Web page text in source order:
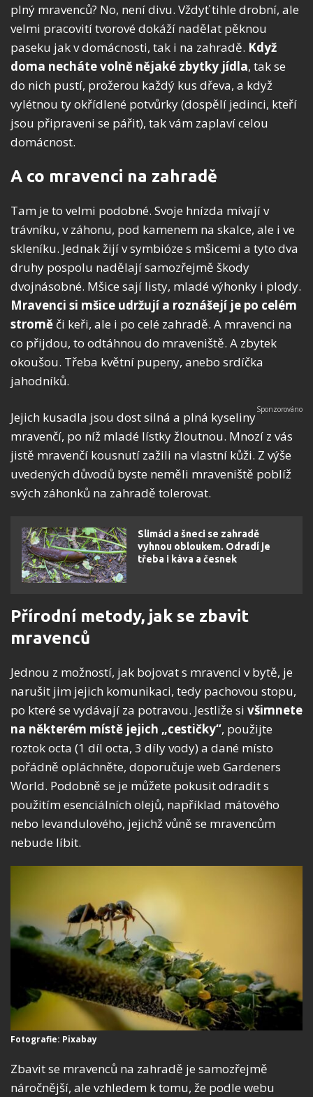
plný mravenců? No, není divu. Vždyť tihle drobní, ale
velmi pracovití tvorové dokáží nadělat pěknou
paseku jak v domácnosti, tak i na zahradě. Když
doma necháte volně nějaké zbytky jídla, tak se
do nich pustí, prožerou každý kus dřeva, a když
vylétnou ty okřídlené potvůrky (dospělí jedinci, kteří
jsou připraveni se pářit), tak vám zaplaví celou
domácnost.
A co mravenci na zahradě
Tam je to velmi podobné. Svoje hnízda mívají v
trávníku, v záhonu, pod kamenem na skalce, ale i ve
skleníku. Jednak žijí v symbióze s mšicemi a tyto dva
druhy pospolu nadělají samozřejmě škody
dvojnásobné. Mšice sají listy, mladé výhonky i plody.
Mravenci si mšice udržují a roznášejí je po celém
stromě či keři, ale i po celé zahradě. A mravenci na
co přijdou, to odtáhnou do mraveniště. A zbytek
okoušou. Třeba květní pupeny, anebo srdíčka
jahodníků.
Jejich kusadla jsou dost silná a plná kyseliny
mravenčí, po níž mladé lístky žloutnou. Mnozí z vás
jistě mravenčí kousnutí zažili na vlastní kůži. Z výše
uvedených důvodů byste neměli mraveniště poblíž
svých záhonků na zahradě tolerovat.
Slimáci a šneci se zahradě
vyhnou obloukem. Odradí je
třeba i káva a česnek
Přírodní metody, jak se zbavit
mravenců
Jednou z možností, jak bojovat s mravenci v bytě, je
narušit jim jejich komunikaci, tedy pachovou stopu,
po které se vydávají za potravou. Jestliže si všimnete
na některém místě jejich „cestičky“, použijte
roztok octa (1 díl octa, 3 díly vody) a dané místo
pořádně opláchněte, doporučuje web Gardeners
World. Podobně se je můžete pokusit odradit s
použitím esenciálních olejů, například mátového
nebo levandulového, jejichž vůně se mravencům
nebude líbit.
Fotografie: Pixabay
Zbavit se mravenců na zahradě je samozřejmě
náročnější, ale vzhledem k tomu, že podle webu